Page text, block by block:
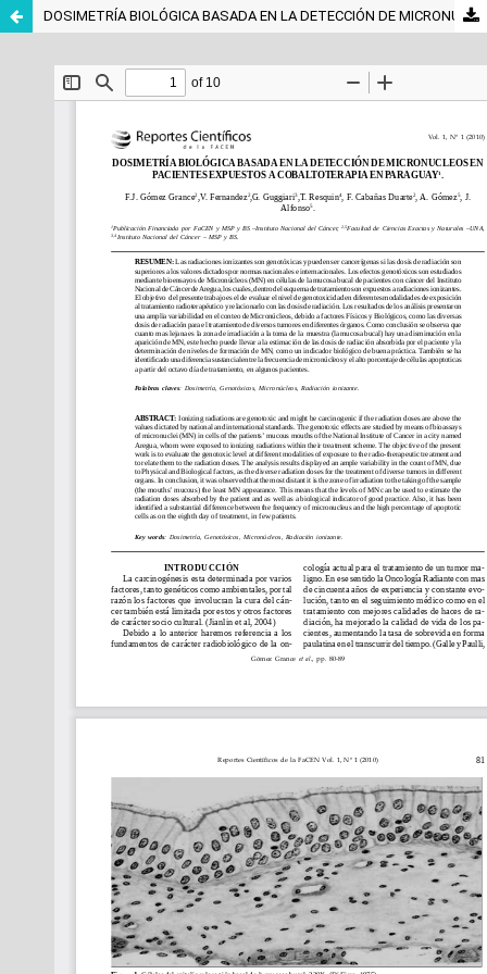
DOSIMETRÍA BIOLÓGICA BASADA EN LA DETECCIÓN DE MICRONUCLEOS EN PACIENTES EXPUESTOS A COBALTOTERAPIA EN PARAGUAY